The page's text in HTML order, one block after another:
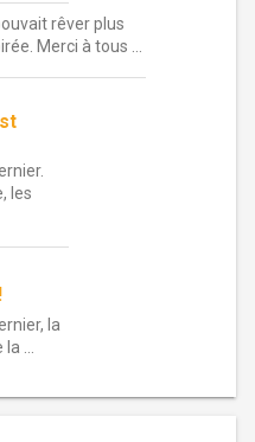
rêver plus
Merci à tous …
les
la
…